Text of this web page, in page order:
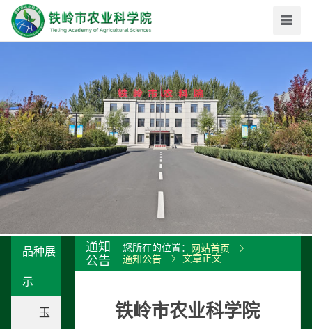
品种展
示
玉
通知
公告
您所在的位置：
网站首页
通知公告
文章正文
铁岭市农业科学院